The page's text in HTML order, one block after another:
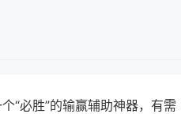
“必胜”的输赢辅助神器，有需